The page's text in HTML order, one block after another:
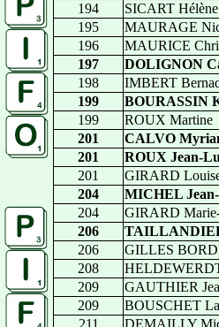
194
SICART Hélène
195
MAURAGE
196
MAURICE
197
DOLIGNON
198
IMBERT
199
BOURASSIN
199
ROUX Martine
201
CALVO
201
ROUX Jean-
201
GIRARD
204
MICHEL
204
GIRARD
206
206
GILLES
208
209
GAUTHIER
209
BOUSCHET
211
DEMAILLY